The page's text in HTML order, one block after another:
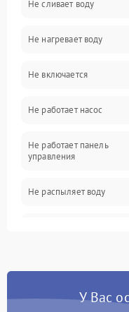
Электропитание
Датчики
Нагрев
Вода
Гигиена
Программное
Не сливает воду
Не нагревает воду
Не включается
Не работает насос
Не работает панель
управления
Не распыляет воду
Проблемы с набором
У Вас